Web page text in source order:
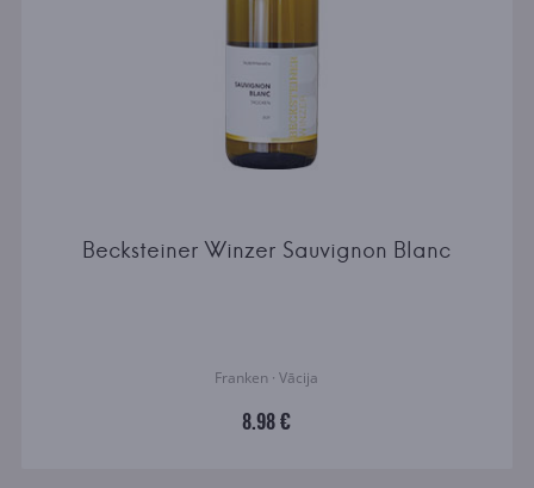
Becksteiner Winzer Sauvignon Blanc
Franken · Vācija
8.98 €